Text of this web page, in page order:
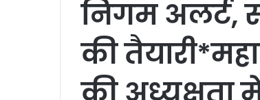
निगम अलर्ट,
की